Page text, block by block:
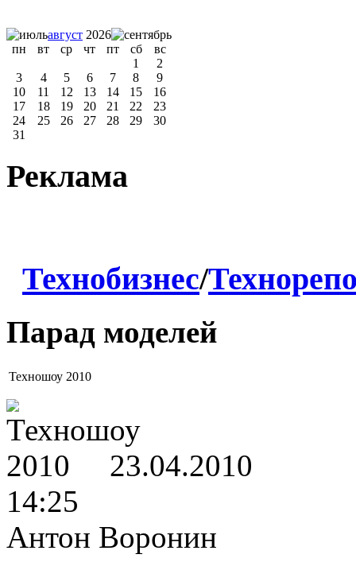
август 2026
пн
вт ср чт пт сб
вс
1
2
3
4 5 6 7 8
9
10
11 12 13 14 15
16
17
18 19 20 21 22
23
24
25 26 27 28 29
30
31
Реклама
Технобизнес/
Парад моделей
Техношоу 2010
23.04.2010
14:25
Антон Воронин